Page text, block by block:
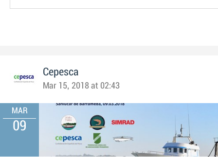
Cepesca
Mar 15, 2018 at 02:43
MAR
09